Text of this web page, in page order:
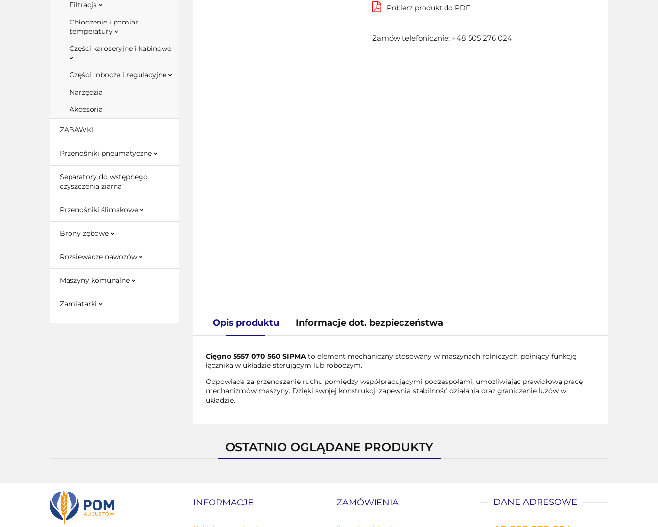
Filtracja
Chłodzenie i pomiar
temperatury
Części karoseryjne i kabinowe
Części robocze i regulacyjne
Narzędzia
Akcesoria
ZABAWKI
Przenośniki pneumatyczne
Separatory do wstępnego
czyszczenia ziarna
Przenośniki ślimakowe
Brony zębowe
Rozsiewacze nawozów
Maszyny komunalne
Zamiatarki
Pobierz produkt do PDF
Zamów telefonicznie: +48 505 276 024
Opis produktu Informacje dot. bezpieczeństwa
Cięgno 5557 070 560 SIPMAto element mechaniczny stosowany w maszynach rolniczych, pełniący funkcję
łącznika w układzie sterującym lub roboczym.
Odpowiada za przenoszenie ruchu pomiędzy współpracującymi podzespołami, umożliwiając prawidłową pracę
mechanizmów maszyny. Dzięki swojej konstrukcji zapewnia stabilność działania oraz graniczenie luzów w
układzie.
OSTATNIO OGLĄDANE PRODUKTY
INFORMACJE ZAMÓWIENIA DANE ADRESOWE